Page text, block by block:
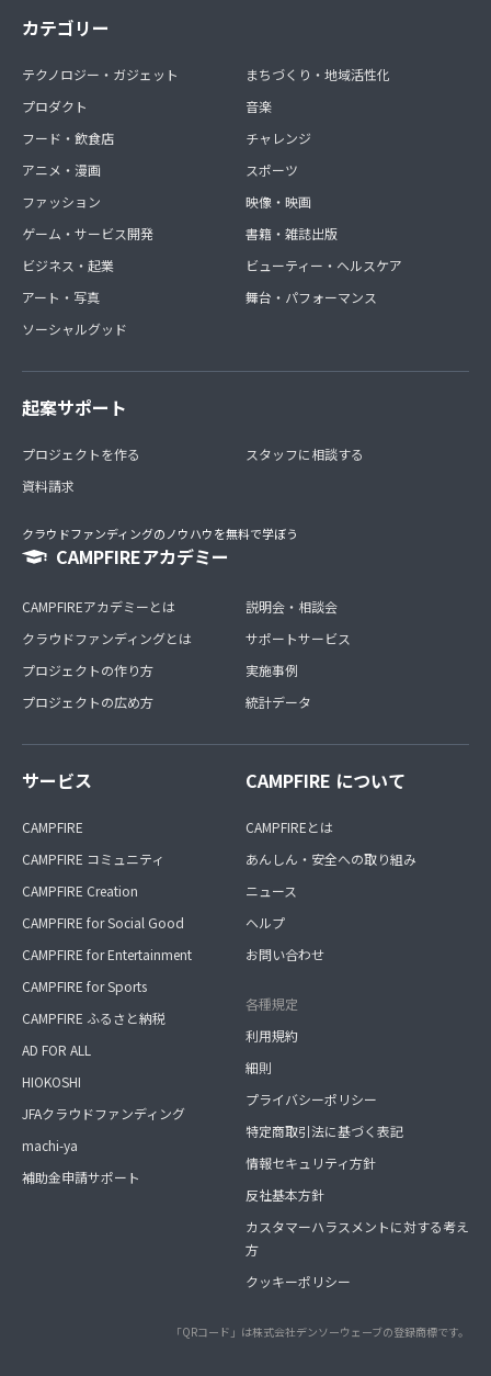
カテゴリー
テクノロジー・ガジェット
プロダクト
フード・飲食店
アニメ・漫画
ファッション
ゲーム・サービス開発
ビジネス・起業
アート・写真
ソーシャルグッド
まちづくり・地域活性化
音楽
チャレンジ
スポーツ
映像・映画
書籍・雑誌出版
ビューティー・ヘルスケア
舞台・パフォーマンス
起案サポート
プロジェクトを作る
資料請求
スタッフに相談する
クラウドファンディングのノウハウを無料で学ぼう
CAMPFIREアカデミー
CAMPFIREアカデミーとは
クラウドファンディングとは
プロジェクトの作り方
プロジェクトの広め方
説明会・相談会
サポートサービス
実施事例
統計データ
サービス
CAMPFIRE
CAMPFIRE コミュニティ
CAMPFIRE Creation
CAMPFIRE for Social Good
CAMPFIRE for Entertainment
CAMPFIRE for Sports
CAMPFIRE ふるさと納税
AD FOR ALL
HIOKOSHI
JFAクラウドファンディング
machi-ya
補助金申請サポート
CAMPFIRE について
CAMPFIREとは
あんしん・安全への取り組み
ニュース
ヘルプ
お問い合わせ
各種規定
利用規約
細則
プライバシーポリシー
特定商取引法に基づく表記
情報セキュリティ方針
反社基本方針
カスタマーハラスメントに対する考え
方
クッキーポリシー
「QRコード」は株式会社デンソーウェーブの登録商標です。